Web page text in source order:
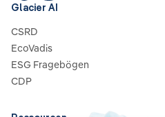
Glacier AI
CSRD
EcoVadis
ESG Fragebögen
CDP